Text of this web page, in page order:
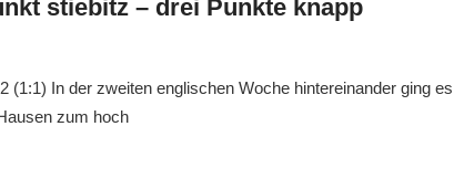
stiebitz – drei Punkte knapp
(1:1) In der zweiten englischen Woche hintereinander ging es
zum hoch